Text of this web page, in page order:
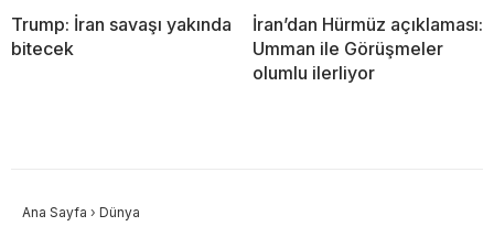
Trump: İran savaşı yakında
bitecek
İran’dan Hürmüz açıklaması:
Umman ile Görüşmeler
olumlu ilerliyor
Ana Sayfa › Dünya